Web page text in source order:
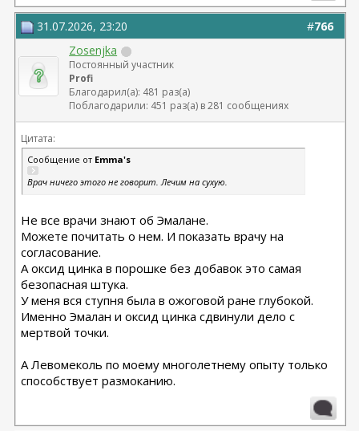
#766
31.07.2026, 23:20
Zosenjka
Постоянный участник
Profi
Благодарил(а): 481 раз(а)
Поблагодарили: 451 раз(а) в 281 сообщениях
Цитата:
Сообщение от Emma's
Врач ничего этого не говорит. Лечим на сухую.
Не все врачи знают об Эмалане.
Можете почитать о нем. И показать врачу на
согласование.
А оксид цинка в порошке без добавок это самая
безопасная штука.
У меня вся ступня была в ожоговой ране глубокой.
Именно Эмалан и оксид цинка сдвинули дело с
мертвой точки.
А Левомеколь по моему многолетнему опыту только
способствует размоканию.